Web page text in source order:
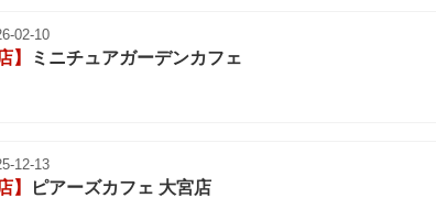
02-10
】 ミニチュアガーデンカフェ
12-13
】 ピアーズカフェ 大宮店